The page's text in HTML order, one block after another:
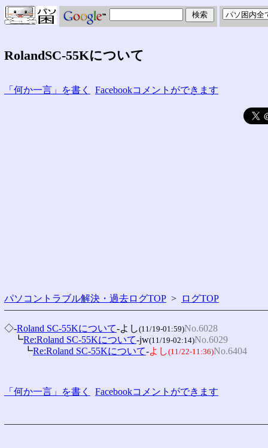
RolandSC-55Kについて
「何か一言」を書く Facebookコメントができます
パソコントラブル解決・過去ログTOP > ログTOP
◇-Roland SC-55Kについて-よし(11/19-01:59)No.6028
┗Re:Roland SC-55Kについて-jw(11/19-02:14)No.6029
┗Re:Roland SC-55Kについて-よし(11/22-11:36)No.6404
「何か一言」を書く Facebookコメントができます